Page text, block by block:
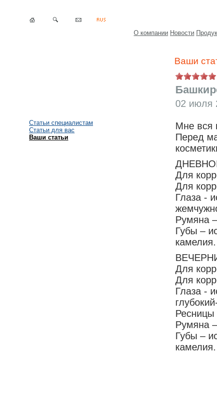
О компании Новости
Статьи специалистам
Статьи для вас
Ваши статьи
Ваши
02 июля
Мне вся
Перед
Для
Для
Глаза -
Румяна
Губы –
камелия.
Для
Для
Глаза -
Ресницы
Румяна
Губы –
камелия.